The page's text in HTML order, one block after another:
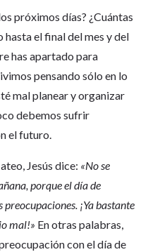
próximos días? ¿Cuántas
el final del mes y del
has apartado para
pensando sólo en lo
mal planear y organizar
debemos sufrir
el futuro.
Jesús dice: «No se
porque el día de
¡Ya bastante
mal!» En otras palabras,
con el día de